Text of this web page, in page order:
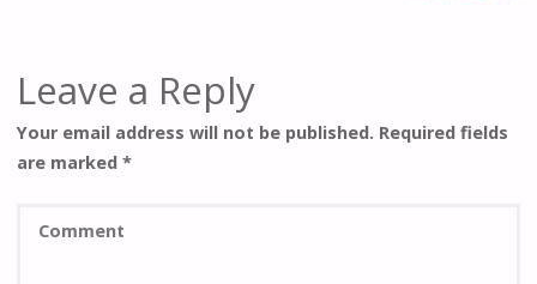
Leave a Reply
Your email address will not be published. Required fields
are marked*